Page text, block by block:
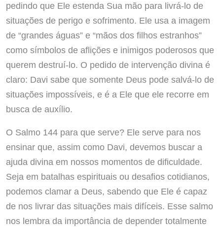
pedindo que Ele estenda Sua mão para livrá-lo de
situações de perigo e sofrimento. Ele usa a imagem
de “grandes águas” e “mãos dos filhos estranhos”
como símbolos de aflições e inimigos poderosos que
querem destruí-lo. O pedido de intervenção divina é
claro: Davi sabe que somente Deus pode salvá-lo de
situações impossíveis, e é a Ele que ele recorre em
busca de auxílio.
O Salmo 144 para que serve? Ele serve para nos
ensinar que, assim como Davi, devemos buscar a
ajuda divina em nossos momentos de dificuldade.
Seja em batalhas espirituais ou desafios cotidianos,
podemos clamar a Deus, sabendo que Ele é capaz
de nos livrar das situações mais difíceis. Esse salmo
nos lembra da importância de depender totalmente